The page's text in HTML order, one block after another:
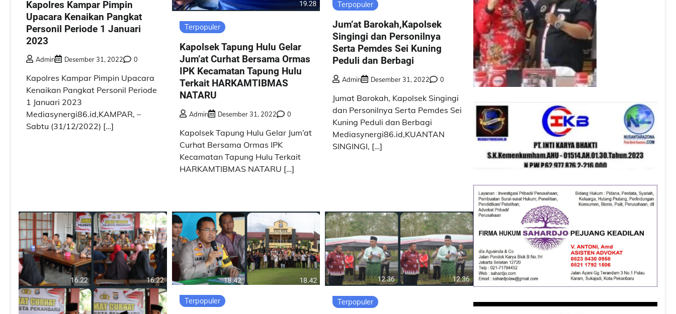
Kapolres Kampar Pimpin
Upacara Kenaikan Pangkat
Personil Periode 1 Januari
2023
Admin Desember 31, 2022 0
Kapolres Kampar Pimpin Upacara
Kenaikan Pangkat Personil Periode
1 Januari 2023
Mediasynergi86.id,KAMPAR, –
Sabtu (31/12/2022) […]
Terpopuler
Kapolsek Tapung Hulu Gelar
Jum’at Curhat Bersama Ormas
IPK Kecamatan Tapung Hulu
Terkait HARKAMTIBMAS
NATARU
Admin Desember 31, 2022 0
Kapolsek Tapung Hulu Gelar Jum’at
Curhat Bersama Ormas IPK
Kecamatan Tapung Hulu Terkait
HARKAMTIBMAS NATARU […]
Terpopuler
Jum’at Barokah,Kapolsek
Singingi dan Personilnya
Serta Pemdes Sei Kuning
Peduli dan Berbagi
Admin Desember 31, 2022 0
Jumat Barokah, Kapolsek Singingi
dan Personilnya Serta Pemdes Sei
Kuning Peduli dan Berbagi
Mediasynergi86.id,KUANTAN
SINGINGI, […]
Terpopuler Terpopuler